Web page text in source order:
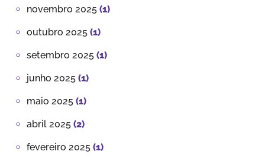
novembro 2025 (1)
outubro 2025 (1)
setembro 2025 (1)
junho 2025 (1)
maio 2025 (1)
abril 2025 (2)
fevereiro 2025 (1)